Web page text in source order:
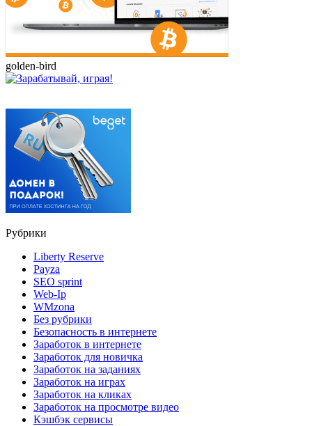
golden-bird
Рубрики
Liberty Reserve
Payza
SEO sprint
Web-Ip
WMzona
Без рубрики
Безопасность в интернете
Заработок в интернете
Заработок для новичка
Заработок на заданиях
Заработок на играх
Заработок на кликах
Заработок на просмотре видео
Кэшбэк сервисы